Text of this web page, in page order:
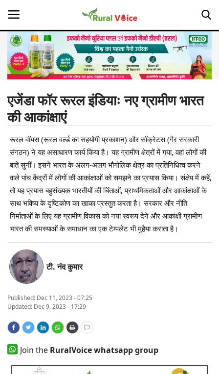
Home
Contact
About Us
Leadership Profiles
Opinion
Politics
Magazine
Events
Agribusiness
Agritech
Cooperatives
International
एजेंडा फॉर रूरल इंडियाः नए ग्रामीण भारत
की आकांक्षाएं
रूरल वॉयस (रूरल वर्ल्ड का सहयोगी प्रकाशन) और सॉक्रेटस (गैर सरकारी
संगठन) ने यह असाधारण कार्य किया है। यह ग्रामीण क्षेत्रों में गया, वहां लोगों की
बातें सुनीं। इसने भारत के अलग-अलग भौगोलिक क्षेत्र का प्रतिनिधित्व करने
वाले पांच केंद्रों में लोगों की आकांक्षाओं को समझने का प्रयास किया। संक्षेप में कहें,
तो यह प्रयास बहुसंख्यक भारतीयों की चिंताओं, प्राथमिकताओं और आकांक्षाओं के
साथ भविष्य के दृष्टिकोण का खाका प्रस्तुत करता है। सरकार और नीति
निर्माताओं के लिए यह ग्रामीण विकास को नया स्वरूप देने और आकांक्षी ग्रामीण
भारत की समस्याओं के समाधान का एक टेम्पलेट भी मुहैया कराता है।
टी. नंद कुमार
Published: Dec 11, 2023 - 07:25
Updated: Dec 9, 2023 - 17:29
Join the RuralVoice whatsapp group